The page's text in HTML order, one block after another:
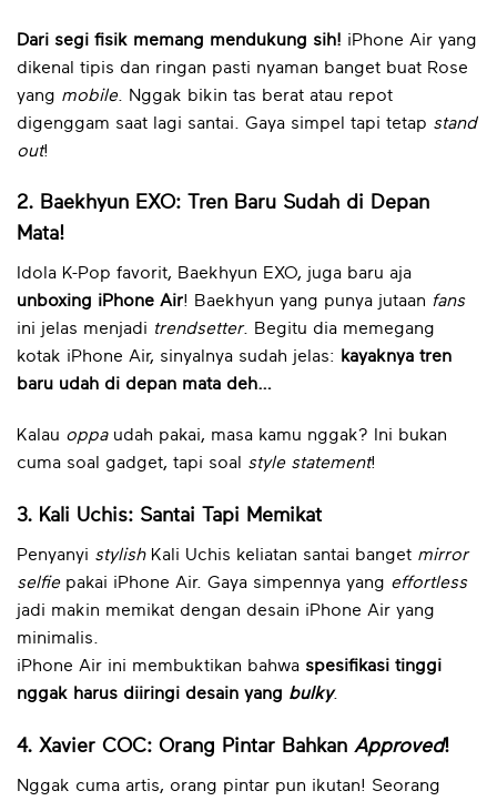
Dari segi fisik memang mendukung sih! iPhone Air yang
dikenal tipis dan ringan pasti nyaman banget buat Rose
yang mobile. Nggak bikin tas berat atau repot
digenggam saat lagi santai. Gaya simpel tapi tetap stand
out!
2. Baekhyun EXO: Tren Baru Sudah di Depan
Mata!
Idola K-Pop favorit, Baekhyun EXO, juga baru aja
unboxing iPhone Air! Baekhyun yang punya jutaan fans
ini jelas menjadi trendsetter. Begitu dia memegang
kotak iPhone Air, sinyalnya sudah jelas:
kayaknya tren
baru udah di depan mata deh…
Kalau oppaudah pakai, masa kamu nggak? Ini bukan
cuma soal gadget, tapi soal style statement!
3. Kali Uchis: Santai Tapi Memikat
Penyanyi stylishKali Uchis keliatan santai banget mirror
selfiepakai iPhone Air. Gaya simpennya yang effortless
jadi makin memikat dengan desain iPhone Air yang
minimalis.
iPhone Air ini membuktikan bahwa spesifikasi tinggi
nggak harus diiringi desain yang bulky.
4. Xavier COC: Orang Pintar Bahkan Approved!
Nggak cuma artis, orang pintar pun ikutan! Seorang